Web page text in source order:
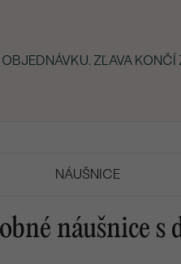
ZĽAVA KONČÍ
NÁUŠNICE
náušnice s